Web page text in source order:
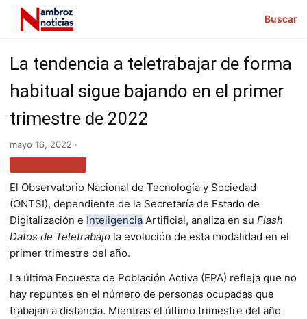
Buscar
La tendencia a teletrabajar de forma
habitual sigue bajando en el primer
trimestre de 2022
mayo 16, 2022 ·
El Observatorio Nacional de Tecnología y Sociedad
(ONTSI), dependiente de la Secretaría de Estado de
Digitalización e Inteligencia Artificial, analiza en su Flash
Datos de Teletrabajo la evolución de esta modalidad en el
primer trimestre del año.
La última Encuesta de Población Activa (EPA) refleja que no
hay repuntes en el número de personas ocupadas que
trabajan a distancia. Mientras el último trimestre del año